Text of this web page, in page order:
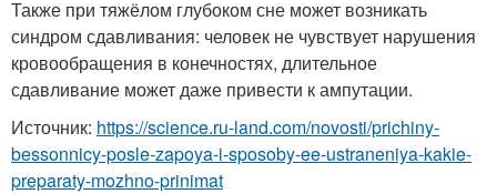
Также при тяжёлом глубоком сне может возникать
синдром сдавливания: человек не чувствует нарушения
кровообращения в конечностях, длительное
сдавливание может даже привести к ампутации.
Источник: https://science.ru-land.com/novosti/prichiny-
bessonnicy-posle-zapoya-i-sposoby-ee-ustraneniya-kakie-
preparaty-mozhno-prinimat